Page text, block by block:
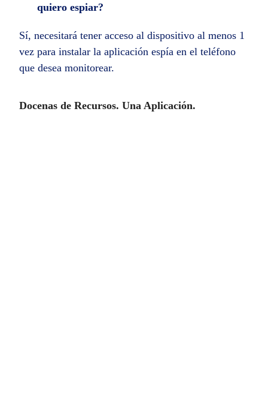
quiero espiar?
Sí, necesitará tener acceso al dispositivo al menos 1
vez para instalar la aplicación espía en el teléfono
que desea monitorear.
Docenas de Recursos. Una Aplicación.